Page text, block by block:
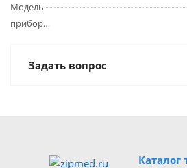
Модель
прибора
Задать вопрос
Каталог